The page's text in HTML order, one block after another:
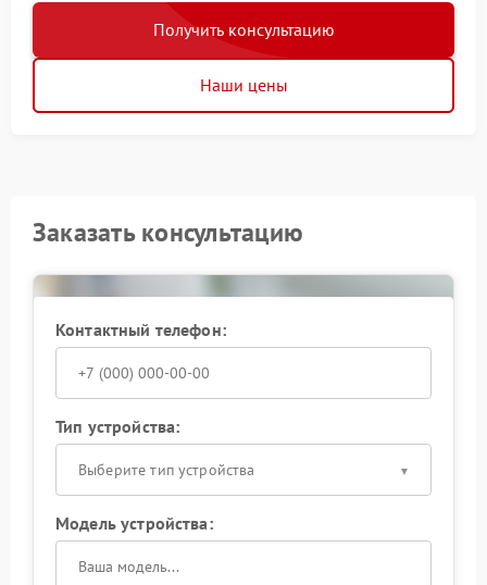
Получить консультацию
Наши цены
Заказать консультацию
Контактный телефон:
Тип устройства:
Выберите тип устройства
Модель устройства: